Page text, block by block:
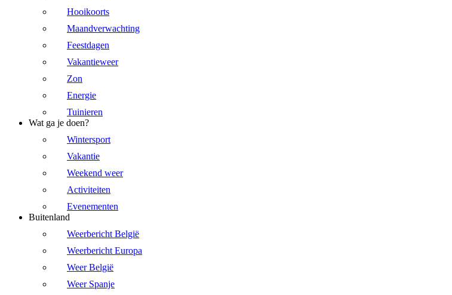
Hooikoorts
Maandverwachting
Feestdagen
Vakantieweer
Zon
Energie
Tuinieren
Wat ga je doen?
Wintersport
Vakantie
Weekend weer
Activiteiten
Evenementen
Buitenland
Weerbericht België
Weerbericht Europa
Weer België
Weer Spanje